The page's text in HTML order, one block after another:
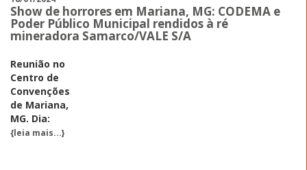
Show de horrores em Mariana, MG: CODEMA e
Poder Público Municipal rendidos à ré
mineradora Samarco/VALE S/A
Reunião no
Centro de
Convenções
de Mariana,
MG. Dia:
{leia mais...}